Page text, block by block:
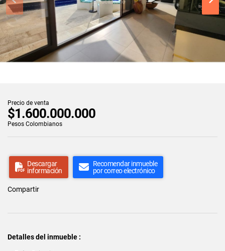
Precio de venta
$1.600.000.000
Pesos Colombianos
Descargar
información
Recomendar inmueble
por correo electrónico
Compartir
Detalles del inmueble :